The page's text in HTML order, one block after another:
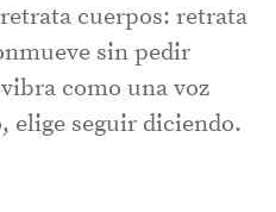
cuerpos: retrata
sin pedir
como una voz
elige seguir diciendo.